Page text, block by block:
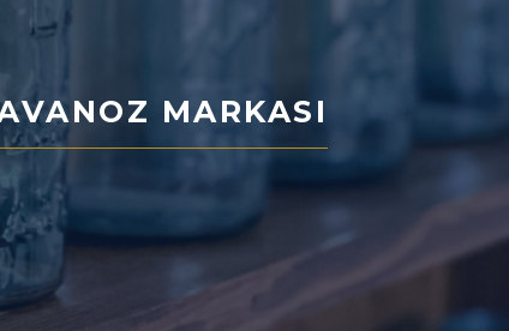
MARKASI